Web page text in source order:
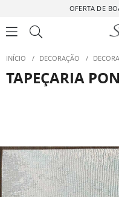
OFERTA DE
INÍCIO / DECORAÇÃO /
TAPEÇARIA